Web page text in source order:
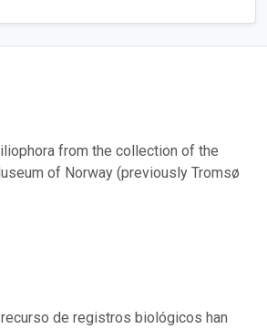
from the collection of the
of Norway (previously Tromsø
de registros biológicos han